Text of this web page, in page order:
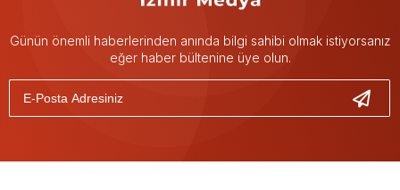
Günün önemli haberlerinden anında bilgi sahibi olmak istiyorsanız
eğer haber bültenine üye olun.